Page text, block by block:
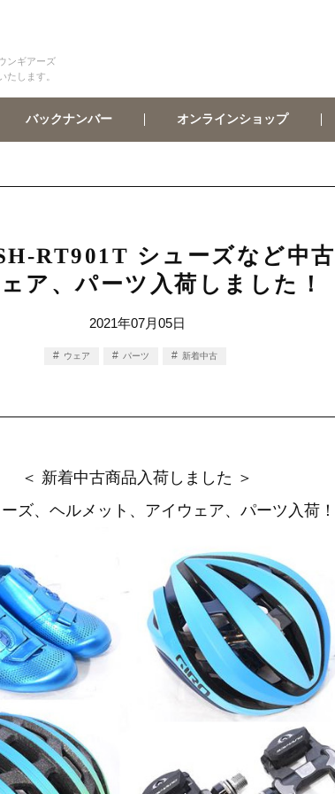
ンギアーズ
たします。
バックナンバー オンラインショップ
RT901T シューズなど中
ア、パーツ入荷しました！
2021年07月05日
ウェア パーツ 新着中古
＜ 新着中古商品入荷しました ＞
ズ、ヘルメット、アイウェア、パーツ入荷！